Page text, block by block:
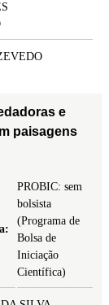
e
paisagens
PROBIC: sem
bolsista
(Programa de
Bolsa de
Iniciação
Científica)